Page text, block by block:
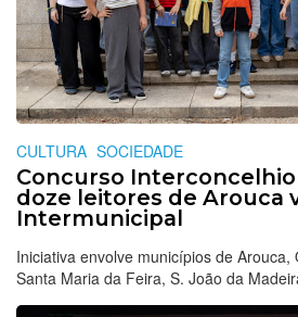
CULTURA SOCIEDADE
Concurso
doze leitores de Arouca
Intermunicipal
Iniciativa envolve municípios de Arouca,
Santa Maria da Feira, S. João da